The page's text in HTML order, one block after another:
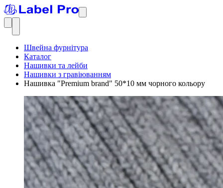
Швейна фурнітура
Каталог
Нашивки та лейби
Нашивки з гравіюванням
Нашивка "Premium brand" 50*10 мм чорного кольору